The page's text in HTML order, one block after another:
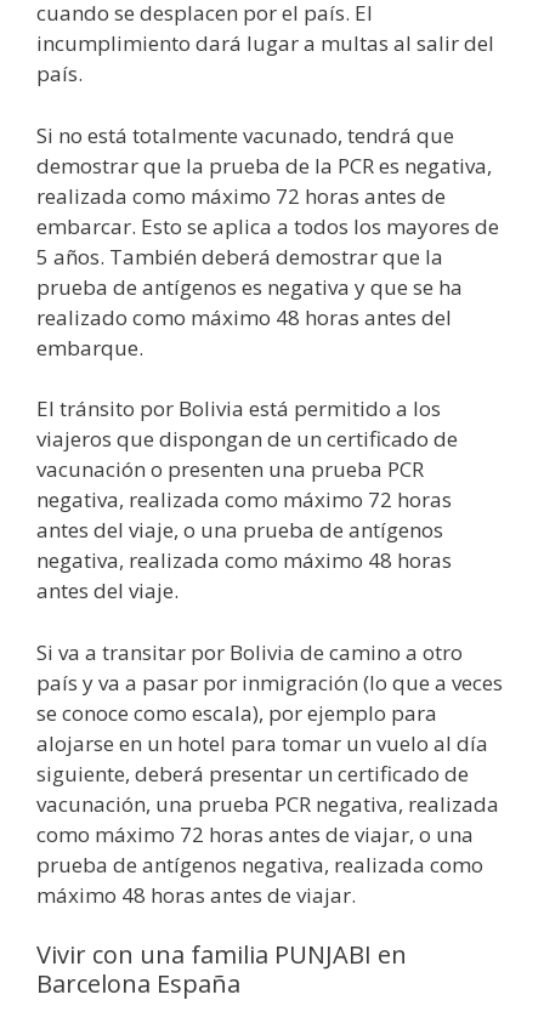
cuando se desplacen por el país. El
incumplimiento dará lugar a multas al salir del
país.
Si no está totalmente vacunado, tendrá que
demostrar que la prueba de la PCR es negativa,
realizada como máximo 72 horas antes de
embarcar. Esto se aplica a todos los mayores de
5 años. También deberá demostrar que la
prueba de antígenos es negativa y que se ha
realizado como máximo 48 horas antes del
embarque.
El tránsito por Bolivia está permitido a los
viajeros que dispongan de un certificado de
vacunación o presenten una prueba PCR
negativa, realizada como máximo 72 horas
antes del viaje, o una prueba de antígenos
negativa, realizada como máximo 48 horas
antes del viaje.
Si va a transitar por Bolivia de camino a otro
país y va a pasar por inmigración (lo que a veces
se conoce como escala), por ejemplo para
alojarse en un hotel para tomar un vuelo al día
siguiente, deberá presentar un certificado de
vacunación, una prueba PCR negativa, realizada
como máximo 72 horas antes de viajar, o una
prueba de antígenos negativa, realizada como
máximo 48 horas antes de viajar.
Vivir con una familia PUNJABI en
Barcelona España